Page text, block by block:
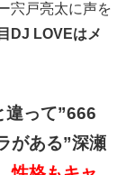
宍戸亮太に声を
DJ LOVEはメ
違って”666
がある”深瀬